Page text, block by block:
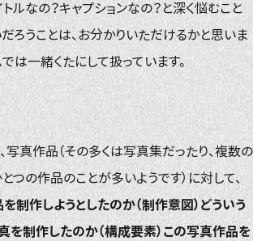
ルなの？キャプションなの？と深く悩むこと
ろうことは、お分かりいただけるかと思いま
は一緒くたにして扱っています。
写真作品（その多くは写真集だったり、複数の
つの作品のことが多いようです）に対して、
制作しようとしたのか（制作意図）どういう
を制作したのか（構成要素）この写真作品を